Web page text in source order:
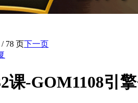
/ 78 页下一页
课-GOM1108引